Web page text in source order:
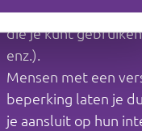
verwezen naar
die je kunt
enz.).
Mensen met een
beperking laten je
je aansluit op hun